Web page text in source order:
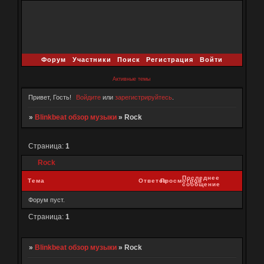
Форум Участники Поиск Регистрация Войти
Активные темы
Привет, Гость! Войдите илизарегистрируйтесь
» Blinkbeat обзор музыки » Rock
Rock
Страница: 1
Тема ОтветовПросмотров
Последнее
сообщение
Форум пуст.
Страница: 1
» Blinkbeat обзор музыки » Rock